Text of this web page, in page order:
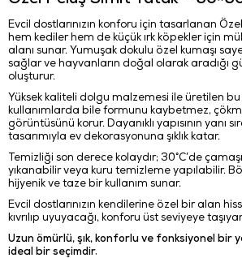
Evcil dostlarınızın konforu için tasarlanan
hem kediler hem de küçük ırk köpekler için
alanı sunar. Yumuşak dokulu özel kumaşı
sağlar ve hayvanların doğal olarak aradığı
oluşturur.
Yüksek kaliteli dolgu malzemesi ile üretilen
kullanımlarda bile formunu kaybetmez,
görüntüsünü korur. Dayanıklı yapısının yanı
tasarımıyla ev dekorasyonuna şıklık katar.
Temizliği son derece kolaydır; 30°C’de
yıkanabilir veya kuru temizleme yapılabilir.
hijyenik ve taze bir kullanım sunar.
Evcil dostlarınızın kendilerine özel bir alan
kıvrılıp uyuyacağı, konforu üst seviyeye
Uzun ömürlü, şık, konforlu ve fonksiyonel bir
ideal bir seçimdir.